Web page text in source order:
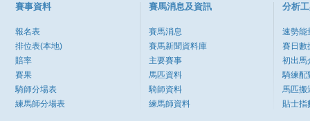
賽事資料
報名表
排位表(本地)
賠率
賽果
騎師分場表
練馬師分場表
賽馬消息及資訊
賽馬消息
賽馬新聞資料庫
主要賽事
馬匹資料
騎師資料
練馬師資料
分析
速勢能
賽日數
初出馬
騎練配
馬匹搬
貼士指